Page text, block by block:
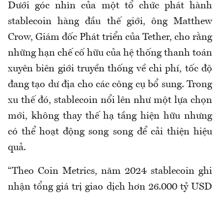
Dưới góc nhìn của một tổ chức phát hành
stablecoin hàng đầu thế giới, ông Matthew
Crow, Giám đốc Phát triển của Tether, cho rằng
những hạn chế cố hữu của hệ thống thanh toán
xuyên biên giới truyền thống về chi phí, tốc độ
đang tạo dư địa cho các công cụ bổ sung. Trong
xu thế đó, stablecoin nổi lên như một lựa chọn
mới, không thay thế hạ tầng hiện hữu nhưng
có thể hoạt động song song để cải thiện hiệu
quả.
“Theo Coin Metrics, năm 2024 stablecoin ghi
nhận tổng giá trị giao dịch hơn 26.000 tỷ USD